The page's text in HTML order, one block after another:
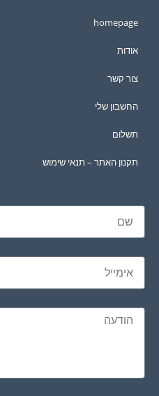
homepage
אודות
צור קשר
החשבון שלי
תשלום
תקנון האתר – תנאי שימוש